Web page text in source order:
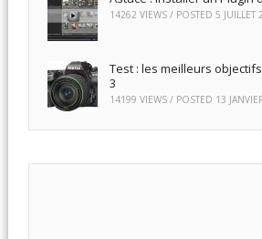
14262 VIEWS / POSTED 5 JUILLET
Test : les meilleurs
3
14199 VIEWS / POSTED 13